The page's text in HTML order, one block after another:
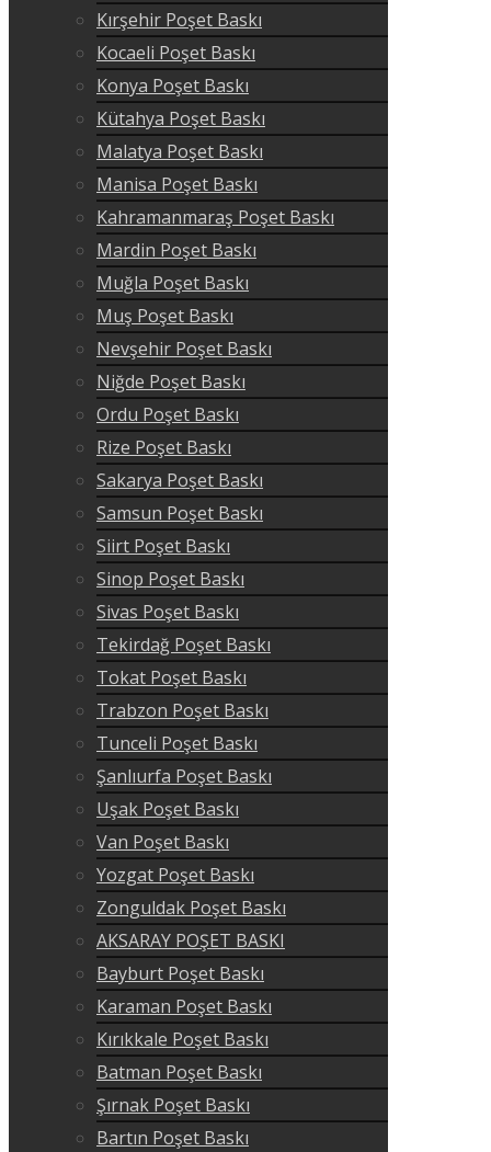
Kırşehir Poşet Baskı
Kocaeli Poşet Baskı
Konya Poşet Baskı
Kütahya Poşet Baskı
Malatya Poşet Baskı
Manisa Poşet Baskı
Kahramanmaraş Poşet Baskı
Mardin Poşet Baskı
Muğla Poşet Baskı
Muş Poşet Baskı
Nevşehir Poşet Baskı
Niğde Poşet Baskı
Ordu Poşet Baskı
Rize Poşet Baskı
Sakarya Poşet Baskı
Samsun Poşet Baskı
Siirt Poşet Baskı
Sinop Poşet Baskı
Sivas Poşet Baskı
Tekirdağ Poşet Baskı
Tokat Poşet Baskı
Trabzon Poşet Baskı
Tunceli Poşet Baskı
Şanlıurfa Poşet Baskı
Uşak Poşet Baskı
Van Poşet Baskı
Yozgat Poşet Baskı
Zonguldak Poşet Baskı
AKSARAY POŞET BASKI
Bayburt Poşet Baskı
Karaman Poşet Baskı
Kırıkkale Poşet Baskı
Batman Poşet Baskı
Şırnak Poşet Baskı
Bartın Poşet Baskı